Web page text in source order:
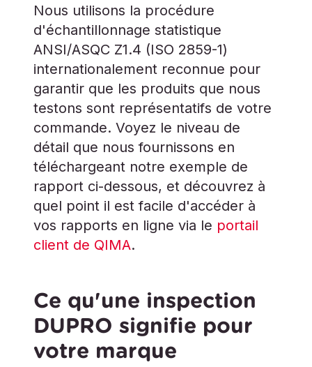
Nous utilisons la procédure
d'échantillonnage statistique
ANSI/ASQC Z1.4 (ISO 2859-1)
internationalement reconnue pour
garantir que les produits que nous
testons sont représentatifs de votre
commande. Voyez le niveau de
détail que nous fournissons en
téléchargeant notre exemple de
rapport ci-dessous, et découvrez à
quel point il est facile d'accéder à
vos rapports en ligne via le portail
client de QIMA.
Ce qu'une inspection
DUPRO signifie pour
votre marque